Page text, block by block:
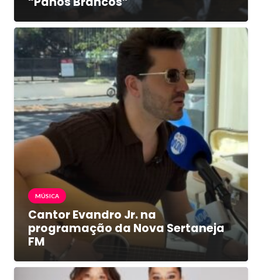
MÚSICA
Cantor Evandro Jr. na
programação da Nova Sertaneja
FM